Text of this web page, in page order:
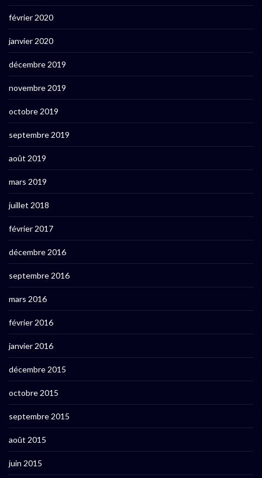
février 2020
janvier 2020
décembre 2019
novembre 2019
octobre 2019
septembre 2019
août 2019
mars 2019
juillet 2018
février 2017
décembre 2016
septembre 2016
mars 2016
février 2016
janvier 2016
décembre 2015
octobre 2015
septembre 2015
août 2015
juin 2015